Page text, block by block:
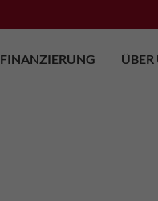
FINANZIERUNG ÜBER